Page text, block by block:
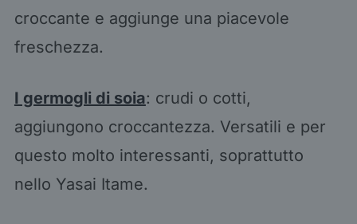
croccante e aggiunge una piacevole
freschezza.
I germogli di soia: crudi o cotti,
aggiungono croccantezza. Versatili e per
questo molto interessanti, soprattutto
nello Yasai Itame.